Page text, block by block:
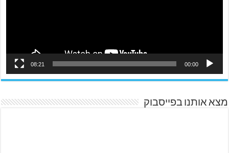
00:00
08:21
מצא אותנו בפייסבוק